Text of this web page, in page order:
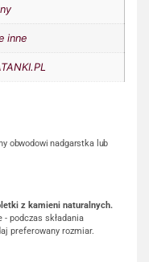
inne
obwodowi nadgarstka lub
z kamieni naturalnych.
podczas składania
preferowany rozmiar.